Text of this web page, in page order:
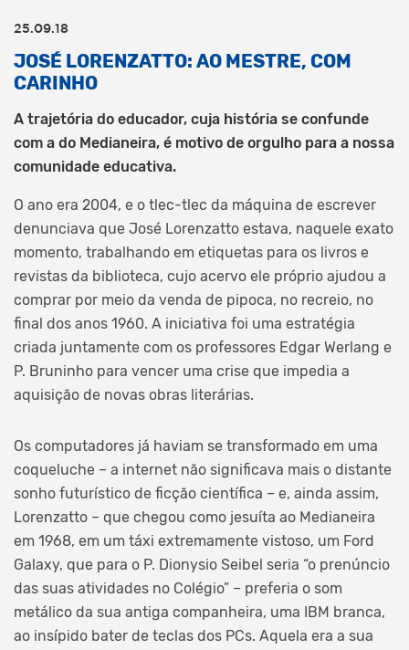
25.09.18
JOSÉ LORENZATTO: AO MESTRE, COM
CARINHO
A trajetória do educador, cuja história se confunde
com a do Medianeira, é motivo de orgulho para a nossa
comunidade educativa.
O ano era 2004, e o tlec-tlec da máquina de escrever
denunciava que José Lorenzatto estava, naquele exato
momento, trabalhando em etiquetas para os livros e
revistas da biblioteca, cujo acervo ele próprio ajudou a
comprar por meio da venda de pipoca, no recreio, no
final dos anos 1960. A iniciativa foi uma estratégia
criada juntamente com os professores Edgar Werlang e
P. Bruninho para vencer uma crise que impedia a
aquisição de novas obras literárias.
Os computadores já haviam se transformado em uma
coqueluche – a internet não significava mais o distante
sonho futurístico de ficção científica – e, ainda assim,
Lorenzatto – que chegou como jesuíta ao Medianeira
em 1968, em um táxi extremamente vistoso, um Ford
Galaxy, que para o P. Dionysio Seibel seria “o prenúncio
das suas atividades no Colégio” – preferia o som
metálico da sua antiga companheira, uma IBM branca,
ao insípido bater de teclas dos PCs. Aquela era a sua